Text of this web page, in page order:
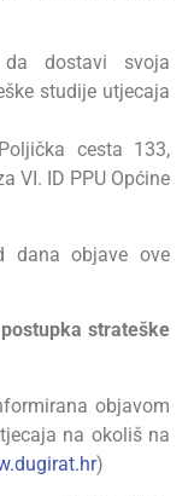
da dostavi svoja
studije utjecaja
cesta 133,
VI. ID PPU Općine
dana objave ove
strateške
objavom
na okoliš na
)